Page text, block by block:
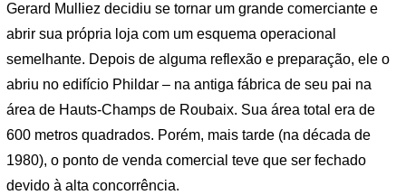
Gerard Mulliez decidiu se tornar um grande comerciante e
abrir sua própria loja com um esquema operacional
semelhante. Depois de alguma reflexão e preparação, ele o
abriu no edifício Phildar – na antiga fábrica de seu pai na
área de Hauts-Champs de Roubaix. Sua área total era de
600 metros quadrados. Porém, mais tarde (na década de
1980), o ponto de venda comercial teve que ser fechado
devido à alta concorrência.